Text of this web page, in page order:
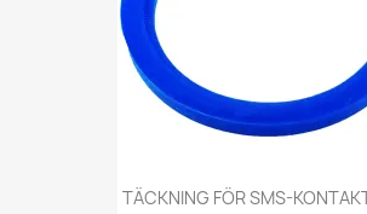
TÄCKNING FÖR SMS-